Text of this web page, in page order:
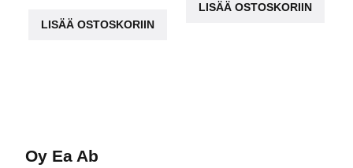
LISÄÄ OSTOSKORIIN
LISÄÄ OSTOSKORIIN
Oy Ea Ab